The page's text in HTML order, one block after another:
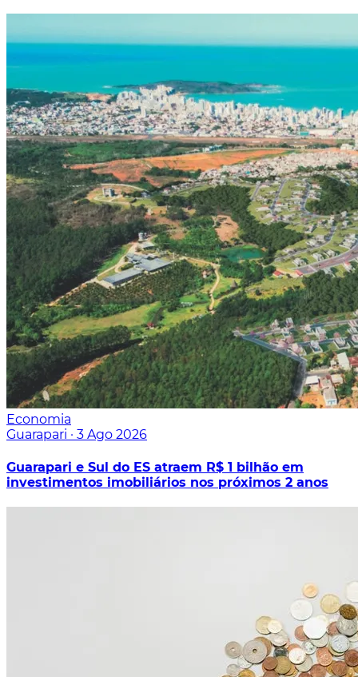
Economia
Guarapari · 3 Ago 2026
Guarapari e Sul do ES atraem R$ 1 bilhão em
investimentos imobiliários nos próximos 2 anos